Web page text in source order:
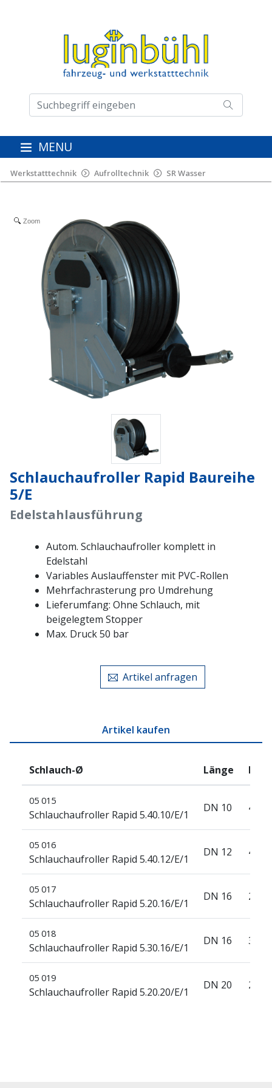
MENU
Werkstatttechnik Aufrolltechnik SR Wasser
Zoom
Schlauchaufroller Rapid Baureihe
5/E
Edelstahlausführung
Autom. Schlauchaufroller komplett in
Edelstahl
Variables Auslauffenster mit PVC-Rollen
Mehrfachrasterung pro Umdrehung
Lieferumfang: Ohne Schlauch, mit
beigelegtem Stopper
Max. Druck 50 bar
Artikel anfragen
Artikel kaufen
Schlauch-Ø Länge Preis
05 015
Schlauchaufroller Rapid 5.40.10/E/1
DN 10 40 m
05 016
Schlauchaufroller Rapid 5.40.12/E/1
DN 12 40 m
05 017
Schlauchaufroller Rapid 5.20.16/E/1
DN 16 20 m
05 018
Schlauchaufroller Rapid 5.30.16/E/1
DN 16 30 m
05 019
Schlauchaufroller Rapid 5.20.20/E/1
DN 20 20 m